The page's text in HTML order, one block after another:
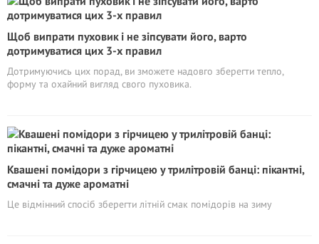
Щоб випрати пуховик і не зіпсувати його, варто
дотримуватися цих 3-х правил
Дотримуючись цих порад, ви зможете надовго зберегти тепло,
форму та охайний вигляд свого пуховика.
Квашені помідори з гірчицею у трилітровій банці: пікантні,
смачні та дуже ароматні
Це відмінний спосіб зберегти літній смак помідорів на зиму